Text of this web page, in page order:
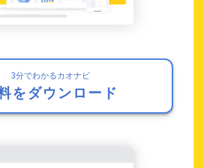
3分でわかるカオナビ
をダウンロード